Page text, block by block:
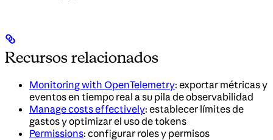
Recursos relacionados
Monitoring with OpenTelemetry: exportar métricas y
eventos en tiempo real a su pila de observabilidad
Manage costs effectively: establecer límites de
gastos y optimizar el uso de tokens
Permissions: configurar roles y permisos